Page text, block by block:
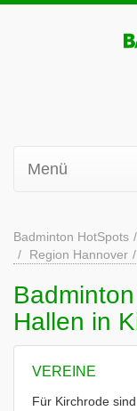
Menü
Badminton HotSpots
Region Hannover
Hallen in
VEREINE
Für Kirchrode